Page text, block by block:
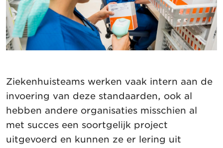
Ziekenhuisteams werken vaak intern aan de
invoering van deze standaarden, ook al
hebben andere organisaties misschien al
met succes een soortgelijk project
uitgevoerd en kunnen ze er lering uit